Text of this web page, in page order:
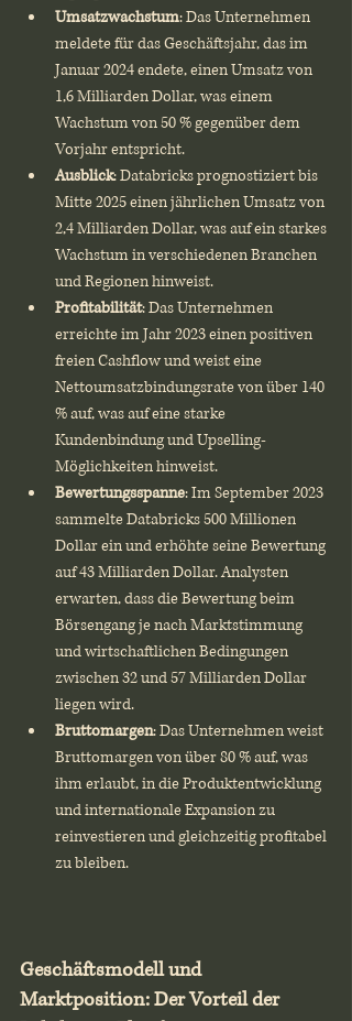
Umsatzwachstum: Das Unternehmen
meldete für das Geschäftsjahr, das im
Januar 2024 endete, einen Umsatz von
1,6 Milliarden Dollar, was einem
Wachstum von 50 % gegenüber dem
Vorjahr entspricht.
Ausblick: Databricks prognostiziert bis
Mitte 2025 einen jährlichen Umsatz von
2,4 Milliarden Dollar, was auf ein starkes
Wachstum in verschiedenen Branchen
und Regionen hinweist.
Profitabilität: Das Unternehmen
erreichte im Jahr 2023 einen positiven
freien Cashflow und weist eine
Nettoumsatzbindungsrate von über 140
% auf, was auf eine starke
Kundenbindung und Upselling-
Möglichkeiten hinweist.
Bewertungsspanne: Im September 2023
sammelte Databricks 500 Millionen
Dollar ein und erhöhte seine Bewertung
auf 43 Milliarden Dollar. Analysten
erwarten, dass die Bewertung beim
Börsengang je nach Marktstimmung
und wirtschaftlichen Bedingungen
zwischen 32 und 57 Milliarden Dollar
liegen wird.
Bruttomargen: Das Unternehmen weist
Bruttomargen von über 80 % auf, was
ihm erlaubt, in die Produktentwicklung
und internationale Expansion zu
reinvestieren und gleichzeitig profitabel
zu bleiben.
Geschäftsmodell und
Marktposition: Der Vorteil der